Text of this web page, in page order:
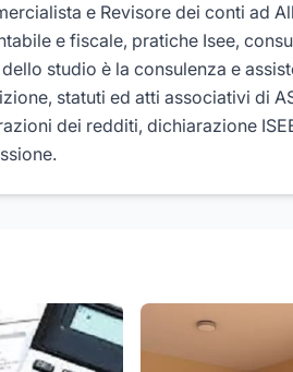
e Revisore dei conti ad
e fiscale, pratiche Isee,
studio è la consulenza e
statuti ed atti associativi di
dei redditi, dichiarazione